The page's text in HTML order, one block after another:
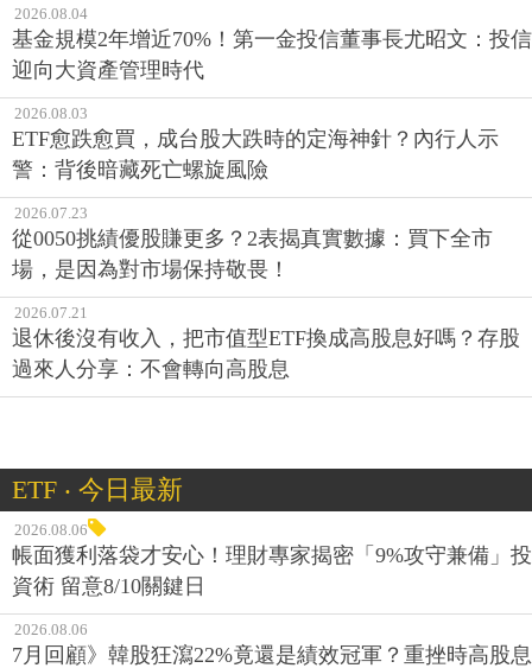
2026.08.04
基金規模2年增近70%！第一金投信董事長尤昭文：投信
迎向大資產管理時代
2026.08.03
ETF愈跌愈買，成台股大跌時的定海神針？內行人示
警：背後暗藏死亡螺旋風險
2026.07.23
從0050挑績優股賺更多？2表揭真實數據：買下全市
場，是因為對市場保持敬畏！
2026.07.21
退休後沒有收入，把市值型ETF換成高股息好嗎？存股
過來人分享：不會轉向高股息
ETF ‧ 今日最新
2026.08.06
帳面獲利落袋才安心！理財專家揭密「9%攻守兼備」投
資術 留意8/10關鍵日
2026.08.06
7月回顧》韓股狂瀉22%竟還是績效冠軍？重挫時高股息